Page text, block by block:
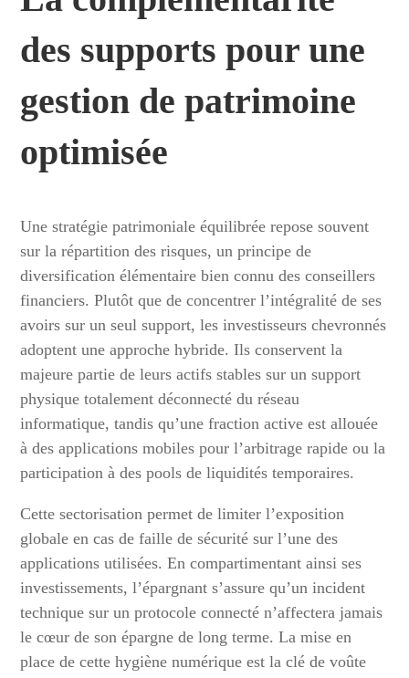
des supports pour une
gestion de patrimoine
optimisée
Une stratégie patrimoniale équilibrée repose souvent
sur la répartition des risques, un principe de
diversification élémentaire bien connu des conseillers
financiers. Plutôt que de concentrer l’intégralité de ses
avoirs sur un seul support, les investisseurs chevronnés
adoptent une approche hybride. Ils conservent la
majeure partie de leurs actifs stables sur un support
physique totalement déconnecté du réseau
informatique, tandis qu’une fraction active est allouée
à des applications mobiles pour l’arbitrage rapide ou la
participation à des pools de liquidités temporaires.
Cette sectorisation permet de limiter l’exposition
globale en cas de faille de sécurité sur l’une des
applications utilisées. En compartimentant ainsi ses
investissements, l’épargnant s’assure qu’un incident
technique sur un protocole connecté n’affectera jamais
le cœur de son épargne de long terme. La mise en
place de cette hygiène numérique est la clé de voûte